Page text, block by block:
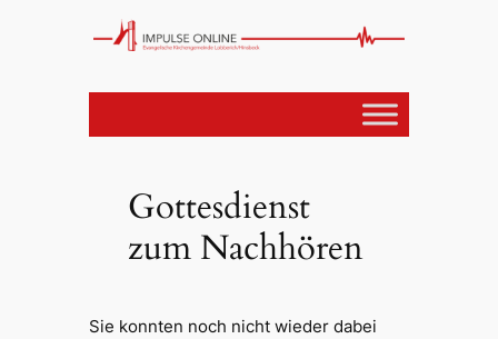
Gottesdienst
zum Nachhören
Sie konnten noch nicht wieder dabei